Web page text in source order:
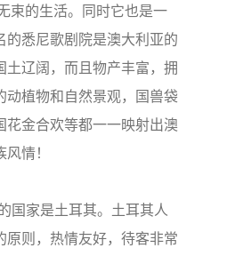
束的生活。同时它也是一
的悉尼歌剧院是澳大利亚的
土辽阔，而且物产丰富，拥
动植物和自然景观，国兽袋
花金合欢等都一一映射出澳
情！
家是土耳其。土耳其人
原则，热情友好，待客非常